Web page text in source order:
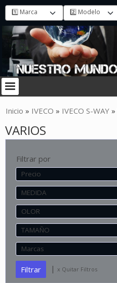
Inicio » IVECO » IVECO S-WAY »
VARIOS
Filtrar por
Precio
MEDIDA
OLOR
TAMAÑO
Marcas
| x Quitar Filtros